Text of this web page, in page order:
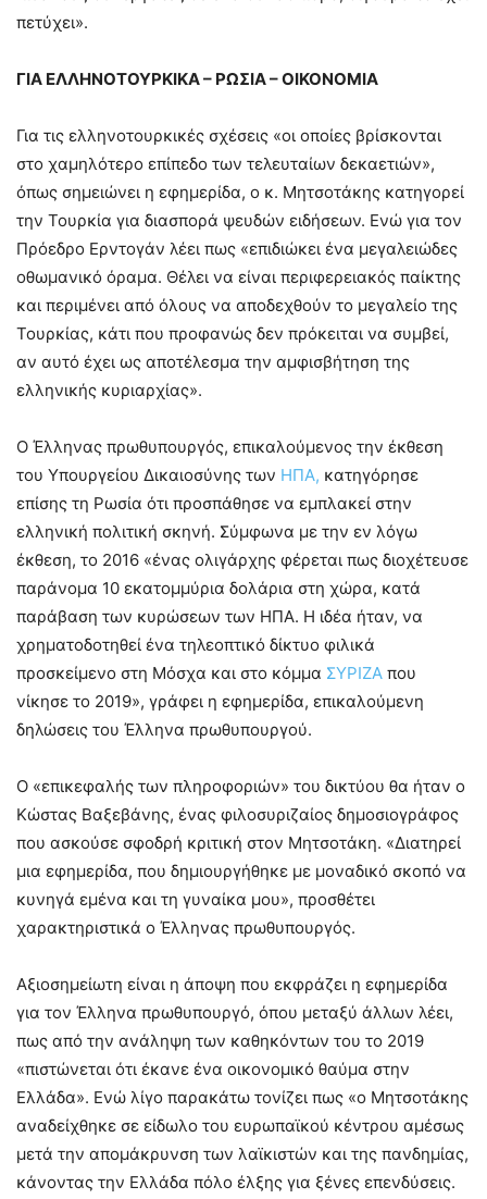
πετύχει».
ΓΙΑ ΕΛΛΗΝΟΤΟΥΡΚΙΚΑ – ΡΩΣΙΑ – ΟΙΚΟΝΟΜΙΑ
Για τις ελληνοτουρκικές σχέσεις «οι οποίες βρίσκονται
στο χαμηλότερο επίπεδο των τελευταίων δεκαετιών»,
όπως σημειώνει η εφημερίδα, ο κ. Μητσοτάκης κατηγορεί
την Τουρκία για διασπορά ψευδών ειδήσεων. Ενώ για τον
Πρόεδρο Ερντογάν λέει πως «επιδιώκει ένα μεγαλειώδες
οθωμανικό όραμα. Θέλει να είναι περιφερειακός παίκτης
και περιμένει από όλους να αποδεχθούν το μεγαλείο της
Τουρκίας, κάτι που προφανώς δεν πρόκειται να συμβεί,
αν αυτό έχει ως αποτέλεσμα την αμφισβήτηση της
ελληνικής κυριαρχίας».
Ο Έλληνας πρωθυπουργός, επικαλούμενος την έκθεση
του Υπουργείου Δικαιοσύνης των ΗΠΑ, κατηγόρησε
επίσης τη Ρωσία ότι προσπάθησε να εμπλακεί στην
ελληνική πολιτική σκηνή. Σύμφωνα με την εν λόγω
έκθεση, το 2016 «ένας ολιγάρχης φέρεται πως διοχέτευσε
παράνομα 10 εκατομμύρια δολάρια στη χώρα, κατά
παράβαση των κυρώσεων των ΗΠΑ. Η ιδέα ήταν, να
χρηματοδοτηθεί ένα τηλεοπτικό δίκτυο φιλικά
προσκείμενο στη Μόσχα και στο κόμμα ΣΥΡΙΖΑ που
νίκησε το 2019», γράφει η εφημερίδα, επικαλούμενη
δηλώσεις του Έλληνα πρωθυπουργού.
Ο «επικεφαλής των πληροφοριών» του δικτύου θα ήταν ο
Κώστας Βαξεβάνης, ένας φιλοσυριζαίος δημοσιογράφος
που ασκούσε σφοδρή κριτική στον Μητσοτάκη. «Διατηρεί
μια εφημερίδα, που δημιουργήθηκε με μοναδικό σκοπό να
κυνηγά εμένα και τη γυναίκα μου», προσθέτει
χαρακτηριστικά ο Έλληνας πρωθυπουργός.
Αξιοσημείωτη είναι η άποψη που εκφράζει η εφημερίδα
για τον Έλληνα πρωθυπουργό, όπου μεταξύ άλλων λέει,
πως από την ανάληψη των καθηκόντων του το 2019
«πιστώνεται ότι έκανε ένα οικονομικό θαύμα στην
Ελλάδα». Ενώ λίγο παρακάτω τονίζει πως «ο Μητσοτάκης
αναδείχθηκε σε είδωλο του ευρωπαϊκού κέντρου αμέσως
μετά την απομάκρυνση των λαϊκιστών και της πανδημίας,
κάνοντας την Ελλάδα πόλο έλξης για ξένες επενδύσεις.